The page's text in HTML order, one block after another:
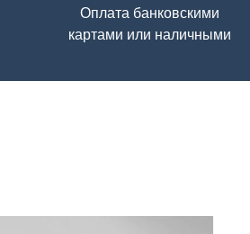
Оплата банковскими
картами или наличными